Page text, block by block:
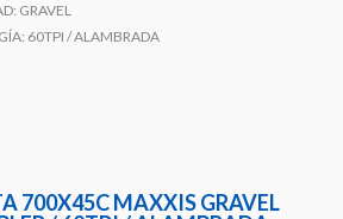
GRAVEL
60TPI / ALAMBRADA
700X45C MAXXIS GRAVEL